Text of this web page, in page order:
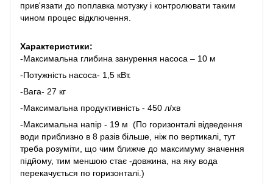
прив'язати до поплавка мотузку і контролювати таким
чином процес відключення.
Характеристики:
-Максимальна глибина занурення насоса – 10 м
-Потужність насоса- 1,5 кВт.
-Вага- 27 кг
-Максимальна продуктивність - 450 л/хв
-Максимальна напір - 19 м (По горизонталі відведення
води приблизно в 8 разів більше, ніж по вертикалі, тут
треба розуміти, що чим ближче до максимуму значення
підйому, тим меншою стає -довжина, на яку вода
перекачується по горизонталі.)